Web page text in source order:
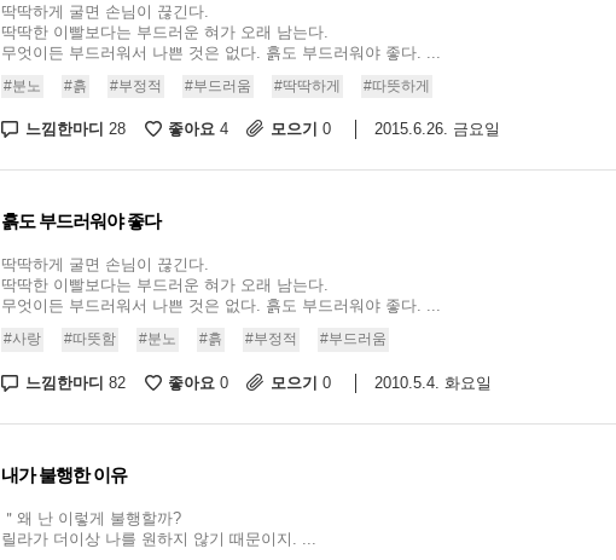
딱딱하게 굴면 손님이 끊긴다.
딱딱한 이빨보다는 부드러운 혀가 오래 남는다.
무엇이든 부드러워서 나쁜 것은 없다. 흙도 부드러워야 좋다. ...
#분노 #흙 #부정적 #부드러움 #딱딱하게 #따뜻하게
느낌한마디 28 좋아요 4 모으기 0 2015.6.26. 금요일
흙도 부드러워야 좋다
딱딱하게 굴면 손님이 끊긴다.
딱딱한 이빨보다는 부드러운 혀가 오래 남는다.
무엇이든 부드러워서 나쁜 것은 없다. 흙도 부드러워야 좋다. ...
#사랑 #따뜻함 #분노 #흙 #부정적 #부드러움
느낌한마디 82 좋아요 0 모으기 0 2010.5.4. 화요일
내가 불행한 이유
＂왜 난 이렇게 불행할까?
릴라가 더이상 나를 원하지 않기 때문이지. ...